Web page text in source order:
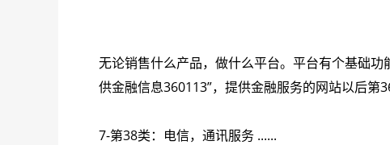
无论销售什么产品，做什么平台。平台有个基础功
供金融信息360113”，提供金融服务的网站以后第
7-第38类：电信，通讯服务 ......